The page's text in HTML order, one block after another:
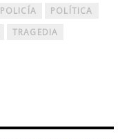
POLICÍA
POLÍTICA
TRAGEDIA